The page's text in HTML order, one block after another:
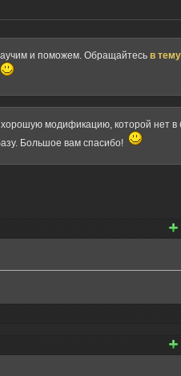
и поможем. Обращайтесь в
модификацию, которой нет в
Большое вам спасибо!